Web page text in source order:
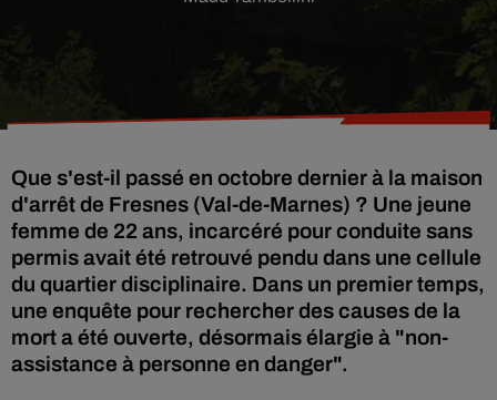
Que s'est-il passé en octobre dernier à la maison
d'arrêt de Fresnes (Val-de-Marnes) ? Une jeune
femme de 22 ans, incarcéré pour conduite sans
permis avait été retrouvé pendu dans une cellule
du quartier disciplinaire. Dans un premier temps,
une enquête pour rechercher des causes de la
mort a été ouverte, désormais élargie à "non-
assistance à personne en danger".